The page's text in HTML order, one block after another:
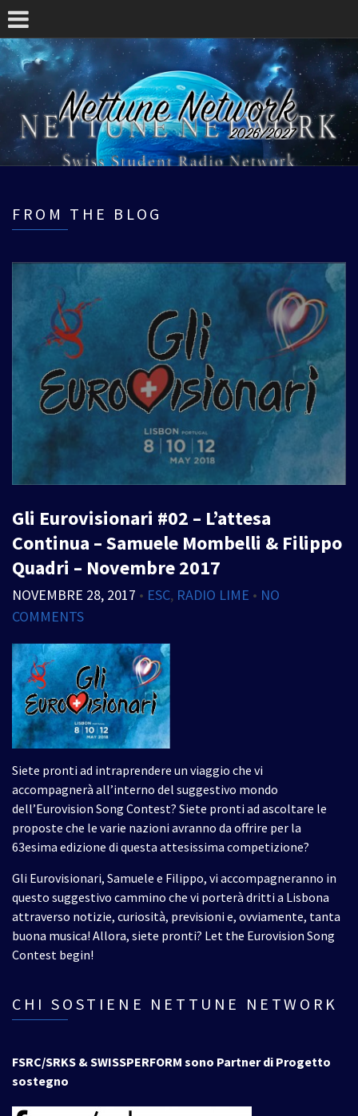
FROM THE BLOG
Gli Eurovisionari #02 – L’attesa
Continua – Samuele Mombelli & Filippo
Quadri – Novembre 2017
NOVEMBRE 28, 2017 • ESC, RADIO LIME • NO
COMMENTS
Siete pronti ad intraprendere un viaggio che vi
accompagnerà all’interno del suggestivo mondo
dell’Eurovision Song Contest? Siete pronti ad ascoltare le
proposte che le varie nazioni avranno da offrire per la
63esima edizione di questa attesissima competizione?
Gli Eurovisionari, Samuele e Filippo, vi accompagneranno in
questo suggestivo cammino che vi porterà dritti a Lisbona
attraverso notizie, curiosità, previsioni e, ovviamente, tanta
buona musica! Allora, siete pronti? Let the Eurovision Song
Contest begin!
CHI SOSTIENE NETTUNE NETWORK
FSRC/SRKS & SWISSPERFORM sono Partner di Progetto
sostegno